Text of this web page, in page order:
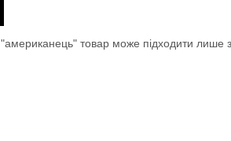
товар може підходити